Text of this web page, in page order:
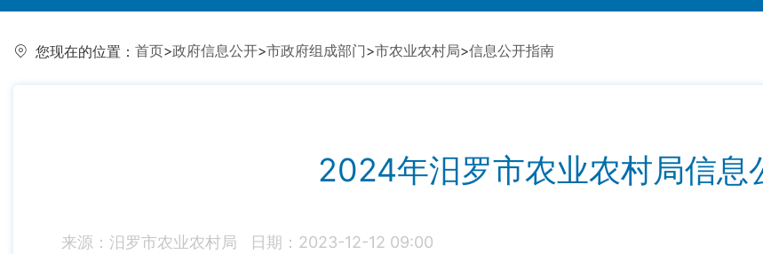
您现在的位置： 首页>政府信息公开>市政府组成部门>市农业农村局>信息公开指南
2024年汨罗市农业农村局信息
来源：汨罗市农业农村局 日期：2023-12-12 09:00